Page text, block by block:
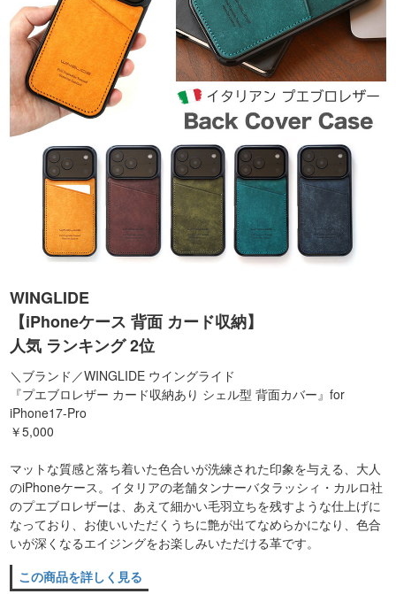
WINGLIDE
【iPhoneケース 背面 カード収納】
人気 ランキング 2位
＼ブランド／WINGLIDE ウイングライド
『プエブロレザー カード収納あり シェル型 背面カバー』for
iPhone17-Pro
￥5,000
マットな質感と落ち着いた色合いが洗練された印象を与える、大人
のiPhoneケース。イタリアの老舗タンナーバタラッシィ・カルロ社
のプエブロレザーは、あえて細かい毛羽立ちを残すような仕上げに
なっており、お使いいただくうちに艶が出てなめらかになり、色合
いが深くなるエイジングをお楽しみいただける革です。
この商品を詳しく見る